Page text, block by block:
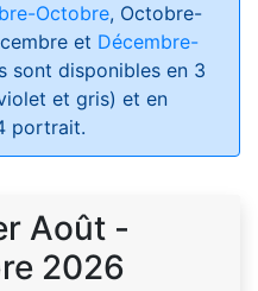
Octobre, Octobre-
et Décembre-
sont disponibles en 3
et gris) et en
portrait.
Août -
2026